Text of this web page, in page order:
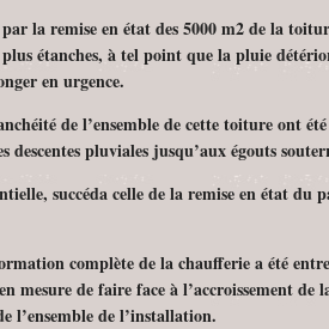
la remise en état des 5000 m2 de la
étanches, à tel point que la pluie
en urgence.
de l’ensemble de cette toiture ont
descentes pluviales jusqu’aux égouts
succéda celle de la remise en état du
complète de la chaufferie a été
mesure de faire face à l’accroissement de
l’ensemble de l’installation.